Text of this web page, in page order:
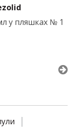
у пляшках № 1